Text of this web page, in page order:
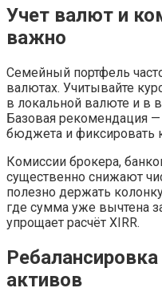
Учет валют и
важно
Семейный портфель
валютах. Учитывайте
в локальной валюте и в
Базовая рекомендация
бюджета и фиксировать
Комиссии брокера,
существенно снижают
полезно держать
где сумма уже вычтена
упрощает расчёт XIRR.
активов